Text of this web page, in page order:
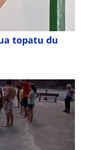
topatu du